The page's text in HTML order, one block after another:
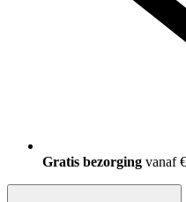
Gratis bezorging vanaf